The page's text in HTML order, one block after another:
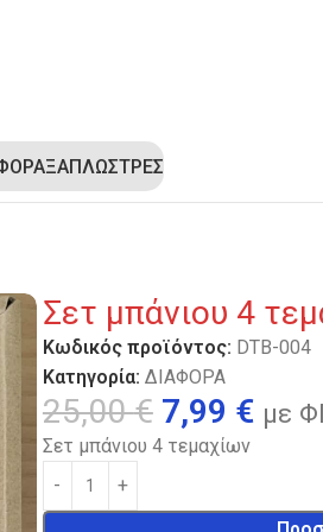
ΞΑΠΛΩΣΤΡΕΣ
Σετ μπάνιου 4
Κωδικός προϊόντος: DTB-004
Κατηγορία: ΔΙΑΦΟΡΑ
25,00€ 7,99 € με
Σετ μπάνιου 4 τεμαχίων